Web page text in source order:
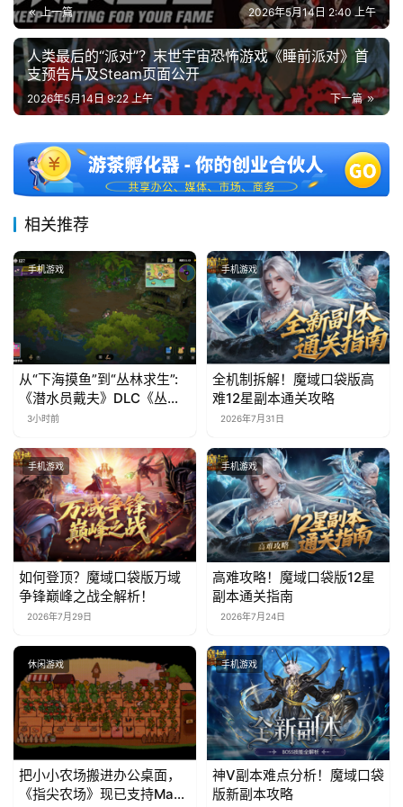
上一篇 2026年5月14日 2:40 上午
人类最后的“派对”？末世宇宙恐怖游戏《睡前派对》首
支预告片及Steam页面公开
下一篇
2026年5月14日 9:22 上午
相关推荐
手机游戏
从“下海摸鱼”到“丛林求生”:
《潜水员戴夫》DLC《丛
林》移动端定档8月14日
3小时前
手机游戏
全机制拆解！魔域口袋版高
难12星副本通关攻略
2026年7月31日
手机游戏
如何登顶？魔域口袋版万域
争锋巅峰之战全解析！
2026年7月29日
手机游戏
高难攻略！魔域口袋版12星
副本通关指南
2026年7月24日
休闲游戏
把小小农场搬进办公桌面，
《指尖农场》现已支持Mac
手机游戏
神V副本难点分析！魔域口袋
版新副本攻略